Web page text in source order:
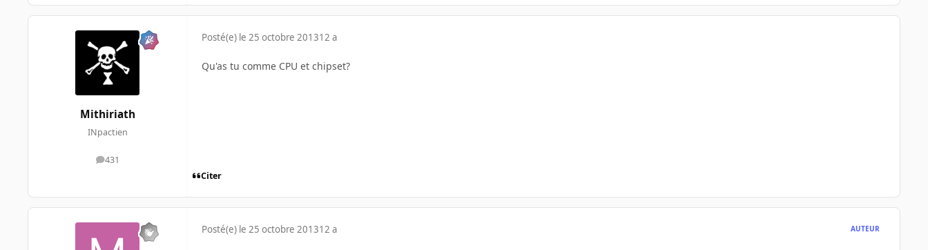
Mithiriath
INpactien
431
messages
Posté(e) le 25 octobre 201312 a
Qu'as tu comme CPU et chipset?
Citer
Posté(e) le 25 octobre 201312 a AUTEUR